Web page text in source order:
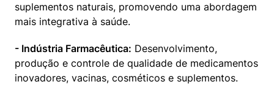
suplementos naturais, promovendo uma abordagem
mais integrativa à saúde.
- Indústria Farmacêutica: Desenvolvimento,
produção e controle de qualidade de medicamentos
inovadores, vacinas, cosméticos e suplementos.